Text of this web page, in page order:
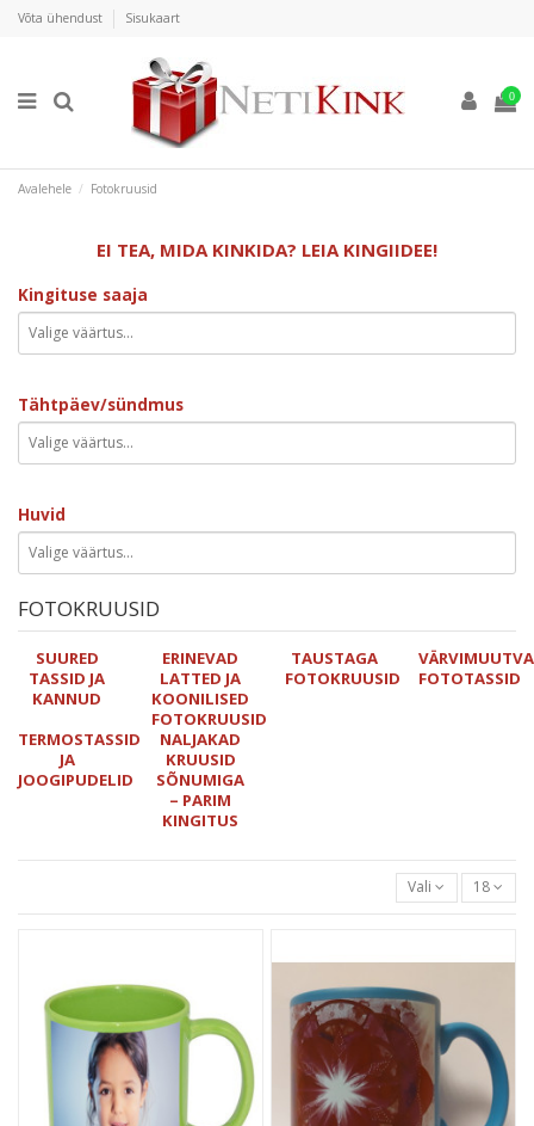
Võta ühendust Sisukaart
0
Avalehele Fotokruusid
EI TEA, MIDA KINKIDA? LEIA KINGIIDEE!
Kingituse saaja
Tähtpäev/sündmus
Huvid
FOTOKRUUSID
SUURED
TASSID JA
KANNUD
ERINEVAD
LATTED JA
KOONILISED
FOTOKRUUSID
TAUSTAGA
FOTOKRUUSID
FOTOTASSID
TERMOSTASSID
JA
JOOGIPUDELID
NALJAKAD
KRUUSID
SÕNUMIGA
– PARIM
KINGITUS
Vali 18